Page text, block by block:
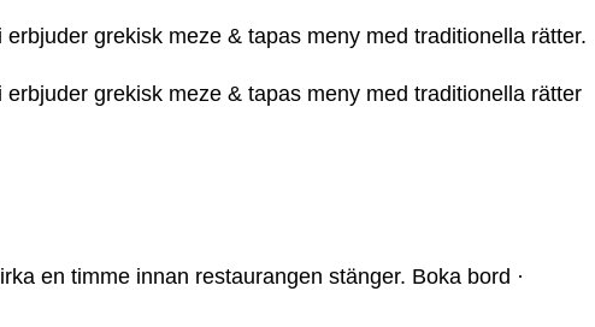
grekisk meze & tapas meny med traditionella rätter.
grekisk meze & tapas meny med traditionella rätter
en timme innan restaurangen stänger. Boka bord ·